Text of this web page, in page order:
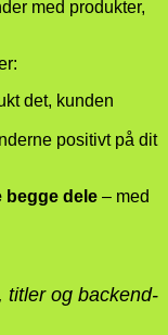
med produkter,
det, kunden
positivt på dit
begge dele – med
og backend-